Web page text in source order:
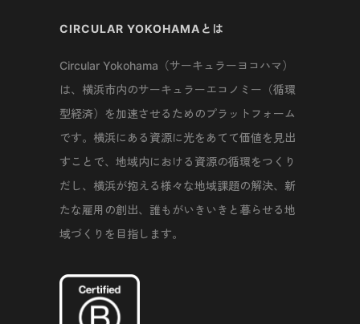
CIRCULAR YOKOHAMAとは
Circular Yokohama（サーキュラーヨコハマ）
は、横浜市内のサーキュラーエコノミー（循環
型経済）を加速させるためのプラットフォーム
です。横浜にある資源に光をあてて価値を見出
すことで、地域内における資源の循環をつくり
だし、横浜が抱える様々な地域課題の解決、新
たな雇用の創出、誰もがいきいきと暮らせる地
域づくりを目指します。